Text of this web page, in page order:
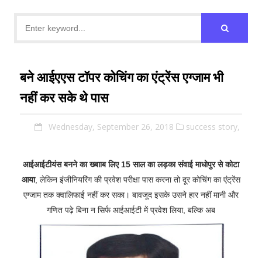
बने आईएएस टॉपर कोचिंग का एंट्रेंस एग्जाम भी
नहीं कर सके थे पास
Wednesday, September 26, 2018 success story,
आईआईटीयंस बनने का ख्बााब लिए 15 साल का लड़का संवाई माधोपुर से कोटा
आया, लेकिन इंजीनियरिंग की प्रवेश परीक्षा पास करना तो दूर कोचिंग का एंट्रेंस
एग्जाम तक क्वालिफाई नहीं कर सका। बावजूद इसके उसने हार नहीं मानी और
गणित पढ़े बिना न सिर्फ आईआईटी में प्रवेश लिया, बल्कि अब